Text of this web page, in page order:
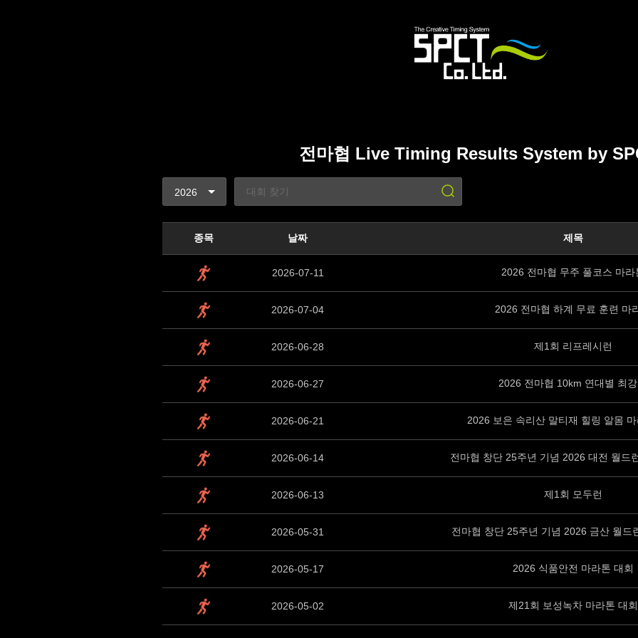
전마협 Live Timing Results System by
종목 날짜 제목
2026-07-11 2026 전마협 무주 풀코스 마라
2026-07-04 2026 전마협 하계 무료 훈련 마
2026-06-28 제1회 리프레시런
2026-06-27 2026 전마협 10km 연대별 최강
2026-06-21 2026 보은 속리산 말티재 힐링 알몸
2026-06-14 전마협 창단 25주년 기념 2026 대전 월드
2026-06-13 제1회 모두런
2026-05-31 전마협 창단 25주년 기념 2026 금산 월드
2026-05-17 2026 식품안전 마라톤 대회
2026-05-02 제21회 보성녹차 마라톤 대회